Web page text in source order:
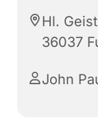
Hl.
36037
John